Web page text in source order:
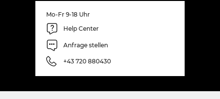
Mo-Fr 9-18 Uhr
Help Center
Anfrage stellen
+43 720 880430